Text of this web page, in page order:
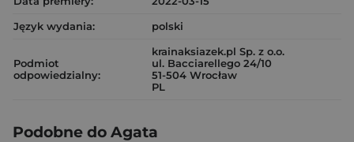
Język wydania:
polski
Podmiot
odpowiedzialny:
krainaksiazek.pl Sp. z o.o.
ul. Bacciarellego 24/10
51-504 Wrocław
PL
Podobne do Agata